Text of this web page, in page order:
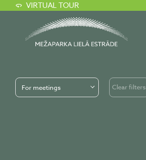
VIRTUAL TOUR
For meetings Clear filters